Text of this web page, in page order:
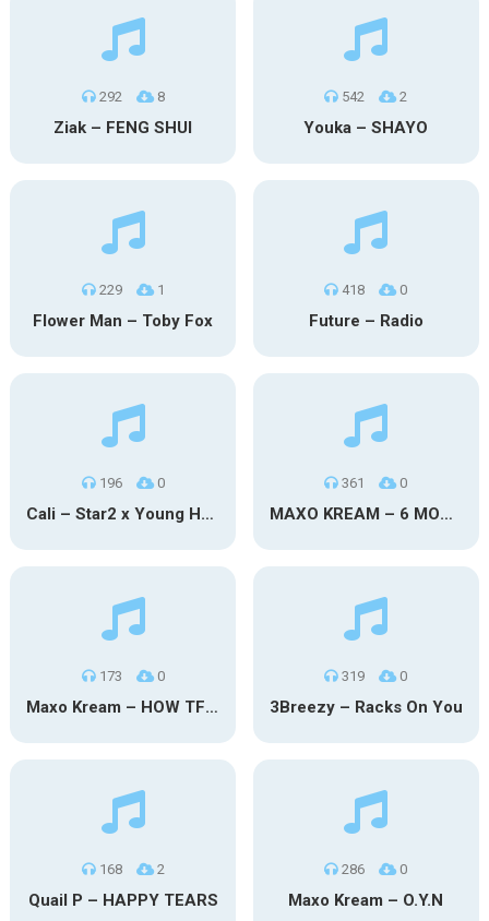
292 8
Ziak – FENG SHUI
542 2
Youka – SHAYO
229 1
Flower Man – Toby Fox
418 0
Future – Radio
196 0
Cali – Star2 x Young Henny
361 0
MAXO KREAM – 6 MONTHS CLEAN
173 0
Maxo Kream – HOW TF I’M LUCKY
319 0
3Breezy – Racks On You
168 2
Quail P – HAPPY TEARS
286 0
Maxo Kream – O.Y.N